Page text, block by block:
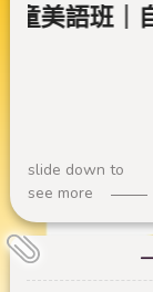
語班｜自
slide down to
see more